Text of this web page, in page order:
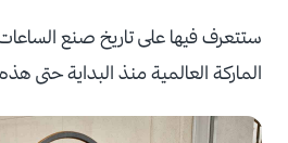
ستتعرف فيها على تاريخ صنع الساعات
الماركة العالمية منذ البداية حتى